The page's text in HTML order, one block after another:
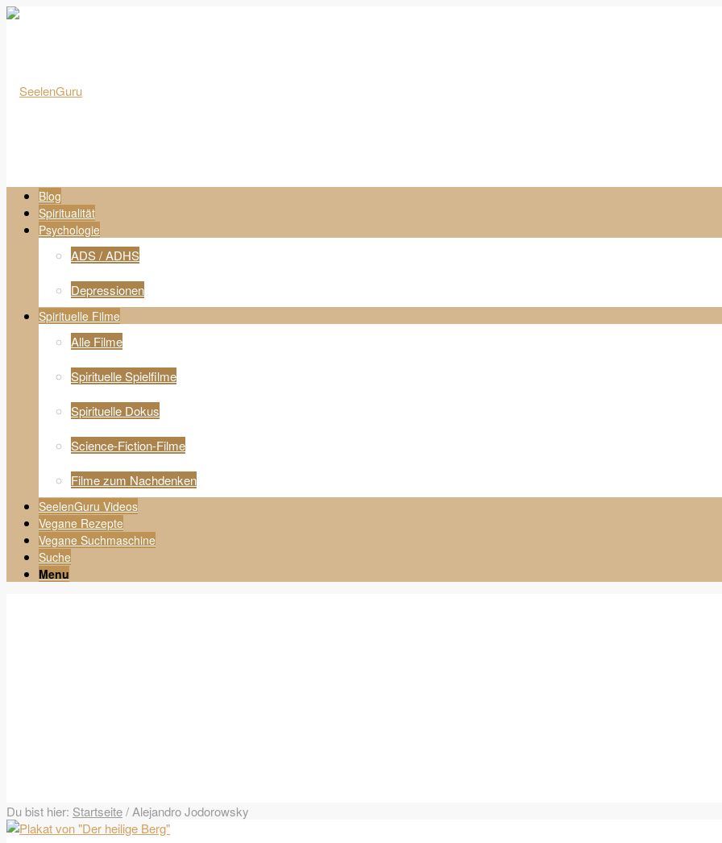
Blog
Spiritualität
Psychologie
ADS / ADHS
Depressionen
Spirituelle Filme
Alle Filme
Spirituelle Spielfilme
Spirituelle Dokus
Science-Fiction-Filme
Filme zum Nachdenken
SeelenGuru Videos
Vegane Rezepte
Vegane Suchmaschine
Suche
Menu
Du bist hier: Startseite/ Alejandro Jodorowsky